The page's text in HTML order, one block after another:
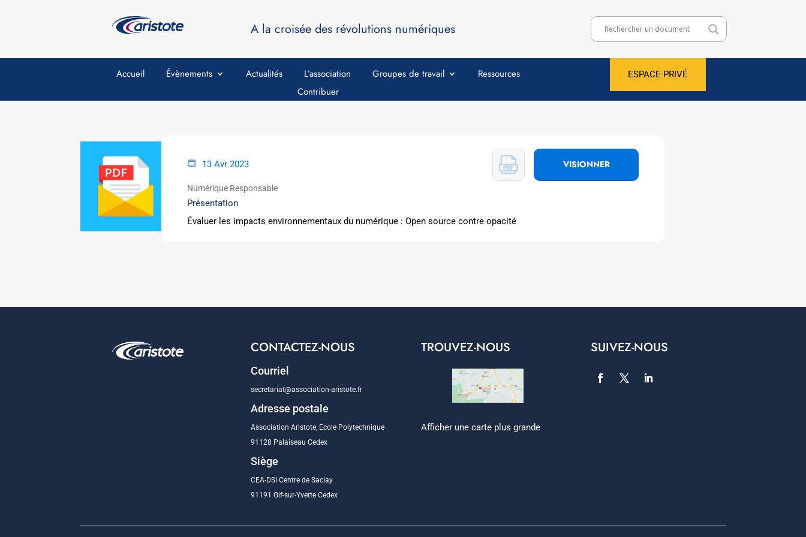
A la croisée des révolutions numériques
Accueil Évènements Actualités L’association Groupes de travail
Ressources
Contribuer
ESPACE PRIVÉ
13 Avr 2023 VISIONNER
Numérique Responsable
Présentation
Évaluer les impacts environnementaux du numérique : Open source contre opacité
CONTACTEZ-NOUS
Courriel
secretariat@association-aristote.fr
Adresse postale
Association Aristote, Ecole Polytechnique
91128 Palaiseau Cedex
Siège
CEA-DSI Centre de Saclay
91191 Gif-sur-Yvette Cedex
TROUVEZ-NOUS
Afficher une carte plus grande
SUIVEZ-NOUS